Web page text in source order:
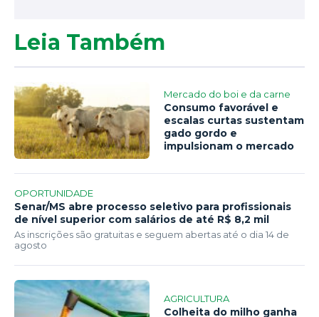
Leia Também
Mercado do boi e da carne
Consumo favorável e
escalas curtas sustentam
gado gordo e
impulsionam o mercado
OPORTUNIDADE
Senar/MS abre processo seletivo para profissionais
de nível superior com salários de até R$ 8,2 mil
As inscrições são gratuitas e seguem abertas até o dia 14 de
agosto
AGRICULTURA
Colheita do milho ganha